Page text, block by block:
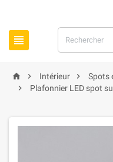

  Intérieur 
Spots

Plafonnier LED spot